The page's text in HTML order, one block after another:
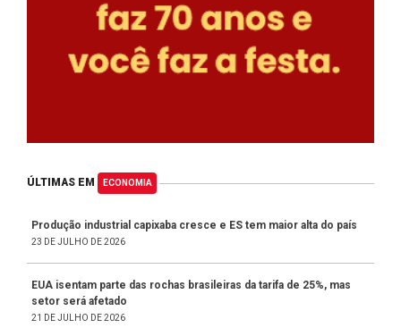
ÚLTIMAS EM ECONOMIA
Produção industrial capixaba cresce e ES tem maior alta do país
23 DE JULHO DE 2026
EUA isentam parte das rochas brasileiras da tarifa de 25%, mas
setor será afetado
21 DE JULHO DE 2026